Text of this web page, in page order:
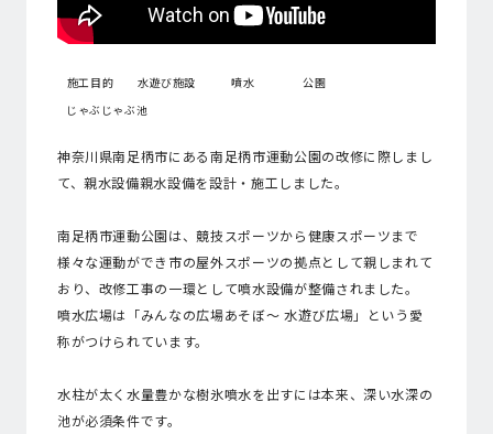
施工目的 水遊び施設 噴水
公園
じゃぶじゃぶ池
神奈川県南足柄市にある南足柄市運動公園の改修に際しまし
て、親水設備親水設備を設計・施工しました。
南足柄市運動公園は、競技スポーツから健康スポーツまで
様々な運動ができ市の屋外スポーツの拠点として親しまれて
おり、改修工事の一環として噴水設備が整備されました。
噴水広場は「みんなの広場あそぼ〜 水遊び広場」という愛
称がつけられています。
水柱が太く水量豊かな樹氷噴水を出すには本来、深い水深の
池が必須条件です。